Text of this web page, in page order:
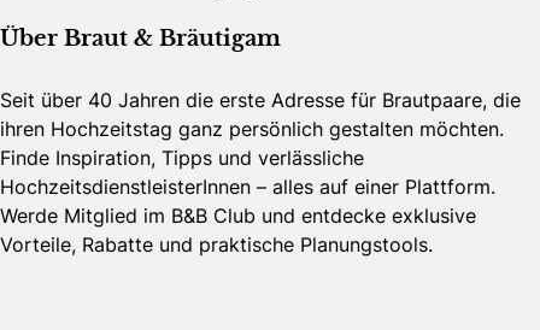
Über Braut & Bräutigam
Seit über 40 Jahren die erste Adresse für Brautpaare, die
ihren Hochzeitstag ganz persönlich gestalten möchten.
Finde Inspiration, Tipps und verlässliche
HochzeitsdienstleisterInnen – alles auf einer Plattform.
Werde Mitglied im B&B Club und entdecke exklusive
Vorteile, Rabatte und praktische Planungstools.